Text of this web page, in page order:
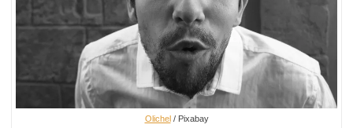
Olichel/ Pixabay